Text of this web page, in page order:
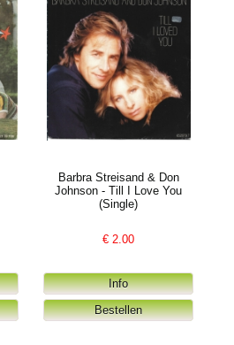
Barbra Streisand & Don
Johnson - Till I Love You
(Single)
€ 2.00